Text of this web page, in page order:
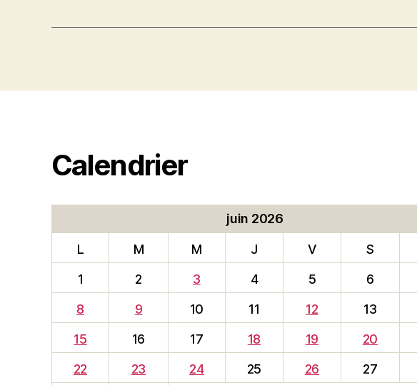
Calendrier
juin 2026
L M M J V S
1
2 3 4 5 6
8
9 10 11 12 13
15
16 17 18 19 20
22
23 24 25 26 27